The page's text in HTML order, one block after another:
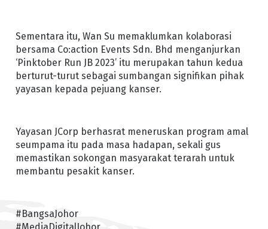
Sementara itu, Wan Su memaklumkan kolaborasi
bersama Co:action Events Sdn. Bhd menganjurkan
‘Pinktober Run JB 2023’ itu merupakan tahun kedua
berturut-turut sebagai sumbangan signifikan pihak
yayasan kepada pejuang kanser.
Yayasan JCorp berhasrat meneruskan program amal
seumpama itu pada masa hadapan, sekali gus
memastikan sokongan masyarakat terarah untuk
membantu pesakit kanser.
#BangsaJohor